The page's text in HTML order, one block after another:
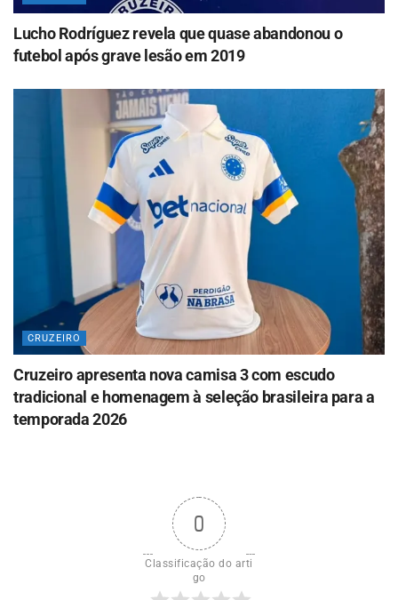
Lucho Rodríguez revela que quase abandonou o
futebol após grave lesão em 2019
CRUZEIRO
Cruzeiro apresenta nova camisa 3 com escudo
tradicional e homenagem à seleção brasileira para a
temporada 2026
0
Classificação do arti
go